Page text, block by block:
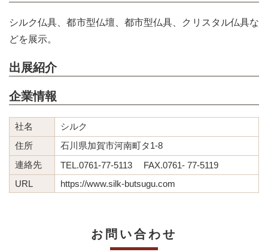
シルク仏具、都市型仏壇、都市型仏具、クリスタル仏具な
どを展示。
出展紹介
企業情報
社名
シルク
住所
石川県加賀市河南町タ1-8
連絡先
TEL.0761-77-5113 FAX.0761- 77-5119
URL
https://www.silk-butsugu.com
お問い合わせ